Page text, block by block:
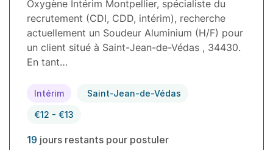
Oxygène Intérim Montpellier, spécialiste du
recrutement (CDI, CDD, intérim), recherche
actuellement un Soudeur Aluminium (H/F) pour
un client situé à Saint-Jean-de-Védas , 34430.
En tant…
Intérim Saint-Jean-de-Védas
€12 - €13
19 jours restants pour postuler